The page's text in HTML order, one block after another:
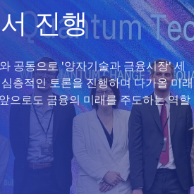
진행
공동으로 '양자기술과 금융시장' 세
층적인 토론을 진행하며 다가올 미래
으로도 금융의 미래를 주도하는 역할